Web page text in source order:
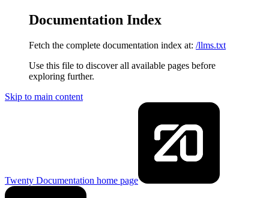
Documentation Index
Fetch the complete documentation index at: /llms.txt
Use this file to discover all available pages before
exploring further.
Skip to main content
Twenty Documentation home page